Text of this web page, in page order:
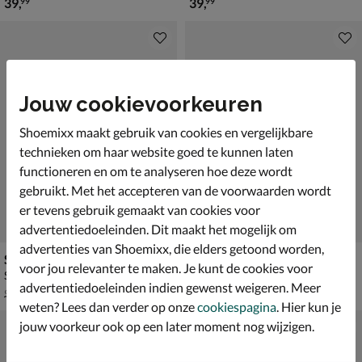
Steve Madden Brisa
Schoudertas - beige
van € 99,99 voor € 69,99
99 99 69,99
Valentino Brixton Hobo
Schoudertas - zwart
€ 104,99
104,99
Jouw cookievoorkeuren
Shoemixx maakt gebruik van cookies en vergelijkbare
technieken om haar website goed te kunnen laten
functioneren en om te analyseren hoe deze wordt
gebruikt. Met het accepteren van de voorwaarden wordt
er tevens gebruik gemaakt van cookies voor
advertentiedoeleinden. Dit maakt het mogelijk om
advertenties van Shoemixx, die elders getoond worden,
voor jou relevanter te maken. Je kunt de cookies voor
advertentiedoeleinden indien gewenst weigeren. Meer
weten? Lees dan verder op onzecookiespagina. Hier kun je
jouw voorkeur ook op een later moment nog wijzigen.